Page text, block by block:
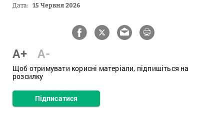
Дата: 15 Червня 2026
A+ A-
Щоб отримувати корисні матеріали, підпишіться на
розсилку
Підписатися